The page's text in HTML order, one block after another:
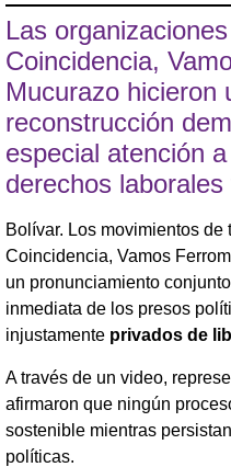
Las
Coincidencia,
Mucurazo hicieron
reconstrucción
especial atención
derechos
Bolívar. Los movimientos
Coincidencia, Vamos
un pronunciamiento
inmediata de los presos
injustamente privados de
A través de un video,
afirmaron que ningún
sostenible mientras
políticas.